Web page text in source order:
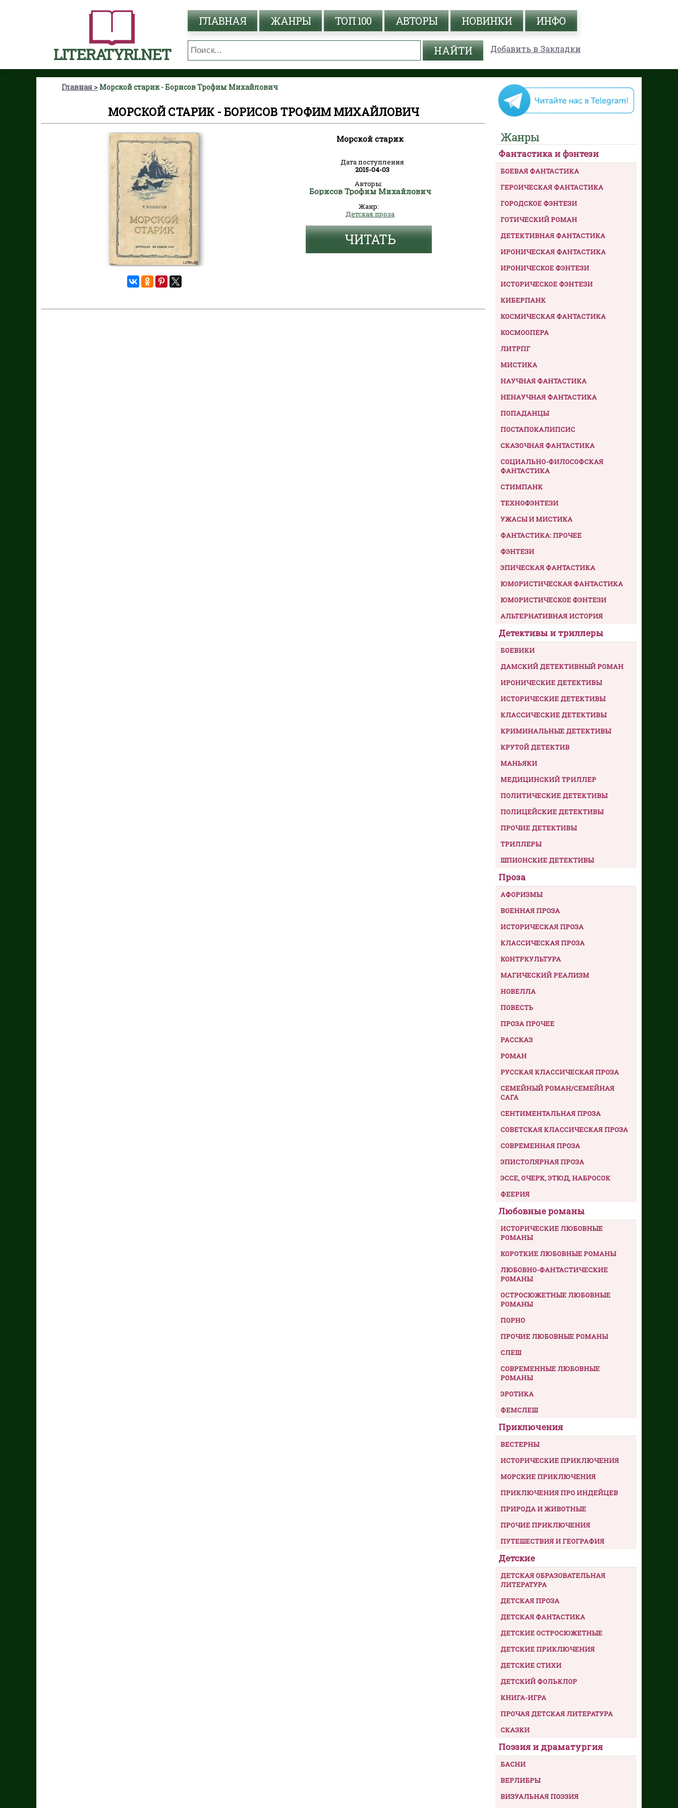
LITERATYRI.NET
ГЛАВНАЯ ЖАНРЫ ТОП 100 АВТОРЫ НОВИНКИ ИНФО
Добавить в Закладки
Главная Морской старик - Борисов Трофим Михайлович
МОРСКОЙ СТАРИК - БОРИСОВ ТРОФИМ МИХАЙЛОВИЧ
Морской старик
Дата поступления
2015-04-03
Авторы:
Борисов Трофим Михайлович
Жанр:
Детская проза
ЧИТАТЬ
Жанры
Фантастика и фэнтези
БОЕВАЯ ФАНТАСТИКА
ГЕРОИЧЕСКАЯ ФАНТАСТИКА
ГОРОДСКОЕ ФЭНТЕЗИ
ГОТИЧЕСКИЙ РОМАН
ДЕТЕКТИВНАЯ ФАНТАСТИКА
ИРОНИЧЕСКАЯ ФАНТАСТИКА
ИРОНИЧЕСКОЕ ФЭНТЕЗИ
ИСТОРИЧЕСКОЕ ФЭНТЕЗИ
КИБЕРПАНК
КОСМИЧЕСКАЯ ФАНТАСТИКА
КОСМООПЕРА
ЛИТРПГ
МИСТИКА
НАУЧНАЯ ФАНТАСТИКА
НЕНАУЧНАЯ ФАНТАСТИКА
ПОПАДАНЦЫ
ПОСТАПОКАЛИПСИС
СКАЗОЧНАЯ ФАНТАСТИКА
СОЦИАЛЬНО-ФИЛОСОФСКАЯ
ФАНТАСТИКА
СТИМПАНК
ТЕХНОФЭНТЕЗИ
УЖАСЫ И МИСТИКА
ФАНТАСТИКА: ПРОЧЕЕ
ФЭНТЕЗИ
ЭПИЧЕСКАЯ ФАНТАСТИКА
ЮМОРИСТИЧЕСКАЯ ФАНТАСТИКА
ЮМОРИСТИЧЕСКОЕ ФЭНТЕЗИ
АЛЬТЕРНАТИВНАЯ ИСТОРИЯ
Детективы и триллеры
БОЕВИКИ
ДАМСКИЙ ДЕТЕКТИВНЫЙ РОМАН
ИРОНИЧЕСКИЕ ДЕТЕКТИВЫ
ИСТОРИЧЕСКИЕ ДЕТЕКТИВЫ
КЛАССИЧЕСКИЕ ДЕТЕКТИВЫ
КРИМИНАЛЬНЫЕ ДЕТЕКТИВЫ
КРУТОЙ ДЕТЕКТИВ
МАНЬЯКИ
МЕДИЦИНСКИЙ ТРИЛЛЕР
ПОЛИТИЧЕСКИЕ ДЕТЕКТИВЫ
ПОЛИЦЕЙСКИЕ ДЕТЕКТИВЫ
ПРОЧИЕ ДЕТЕКТИВЫ
ТРИЛЛЕРЫ
ШПИОНСКИЕ ДЕТЕКТИВЫ
Проза
АФОРИЗМЫ
ВОЕННАЯ ПРОЗА
ИСТОРИЧЕСКАЯ ПРОЗА
КЛАССИЧЕСКАЯ ПРОЗА
КОНТРКУЛЬТУРА
МАГИЧЕСКИЙ РЕАЛИЗМ
НОВЕЛЛА
ПОВЕСТЬ
ПРОЗА ПРОЧЕЕ
РАССКАЗ
РОМАН
РУССКАЯ КЛАССИЧЕСКАЯ ПРОЗА
СЕМЕЙНЫЙ РОМАН/СЕМЕЙНАЯ
САГА
СЕНТИМЕНТАЛЬНАЯ ПРОЗА
СОВЕТСКАЯ КЛАССИЧЕСКАЯ ПРОЗА
СОВРЕМЕННАЯ ПРОЗА
ЭПИСТОЛЯРНАЯ ПРОЗА
ЭССЕ, ОЧЕРК, ЭТЮД, НАБРОСОК
ФЕЕРИЯ
Любовные романы
ИСТОРИЧЕСКИЕ ЛЮБОВНЫЕ
РОМАНЫ
КОРОТКИЕ ЛЮБОВНЫЕ РОМАНЫ
ЛЮБОВНО-ФАНТАСТИЧЕСКИЕ
РОМАНЫ
ОСТРОСЮЖЕТНЫЕ ЛЮБОВНЫЕ
РОМАНЫ
ПОРНО
ПРОЧИЕ ЛЮБОВНЫЕ РОМАНЫ
СЛЕШ
СОВРЕМЕННЫЕ ЛЮБОВНЫЕ
РОМАНЫ
ЭРОТИКА
ФЕМСЛЕШ
Приключения
ВЕСТЕРНЫ
ИСТОРИЧЕСКИЕ ПРИКЛЮЧЕНИЯ
МОРСКИЕ ПРИКЛЮЧЕНИЯ
ПРИКЛЮЧЕНИЯ ПРО ИНДЕЙЦЕВ
ПРИРОДА И ЖИВОТНЫЕ
ПРОЧИЕ ПРИКЛЮЧЕНИЯ
ПУТЕШЕСТВИЯ И ГЕОГРАФИЯ
Детские
ДЕТСКАЯ ОБРАЗОВАТЕЛЬНАЯ
ЛИТЕРАТУРА
ДЕТСКАЯ ПРОЗА
ДЕТСКАЯ ФАНТАСТИКА
ДЕТСКИЕ ОСТРОСЮЖЕТНЫЕ
ДЕТСКИЕ ПРИКЛЮЧЕНИЯ
ДЕТСКИЕ СТИХИ
ДЕТСКИЙ ФОЛЬКЛОР
КНИГА-ИГРА
ПРОЧАЯ ДЕТСКАЯ ЛИТЕРАТУРА
СКАЗКИ
Поэзия и драматургия
БАСНИ
ВЕРЛИБРЫ
ВИЗУАЛЬНАЯ ПОЭЗИЯ